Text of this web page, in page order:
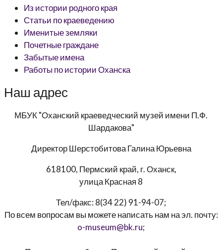
Из истории родного края
Статьи по краеведению
Именитые земляки
Почетные граждане
Забытые имена
Работы по истории Оханска
Наш адрес
МБУК "Оханский краеведческий музей имени П.Ф.
Шардакова"
ДиректорШерстобитова Галина Юрьевна
618100, Пермский край, г. Оханск,
улица Красная 8
Тел/факс: 8(34 22) 91-94-07;
По всем вопросам вы можете написать нам на эл. почту:
o-museum@bk.ru;